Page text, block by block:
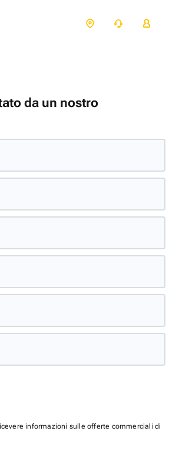
da un nostro
informazioni sulle offerte commerciali di